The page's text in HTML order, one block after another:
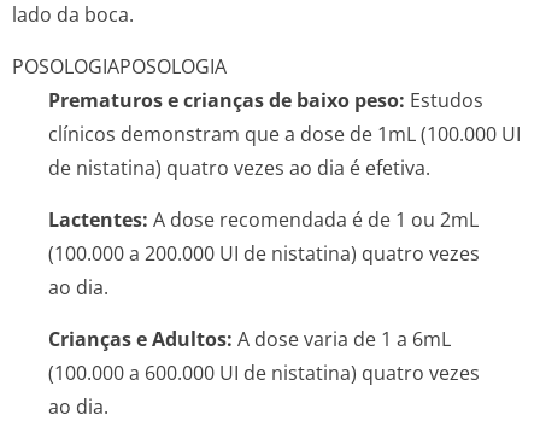
lado da boca.
POSOLOGIAPOSOLOGIA
Prematuros e crianças de baixo peso: Estudos
clínicos demonstram que a dose de 1mL (100.000 UI
de nistatina) quatro vezes ao dia é efetiva.
Lactentes: A dose recomendada é de 1 ou 2mL
(100.000 a 200.000 UI de nistatina) quatro vezes
ao dia.
Crianças e Adultos: A dose varia de 1 a 6mL
(100.000 a 600.000 UI de nistatina) quatro vezes
ao dia.